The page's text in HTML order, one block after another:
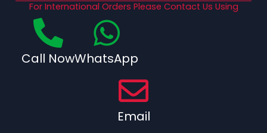
For International Orders Please Contact Us Using
Call NowWhatsApp
Email